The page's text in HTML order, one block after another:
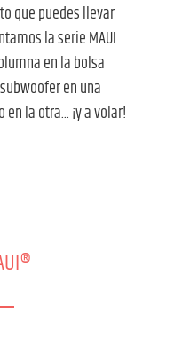
que puedes llevar
la serie MAUI
en la bolsa
en una
la otra... ¡y a volar!